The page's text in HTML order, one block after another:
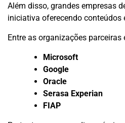
Além disso, grandes empresas
iniciativa oferecendo conteúdos
Entre as organizações parceiras
Microsoft
Google
Oracle
Serasa Experian
FIAP